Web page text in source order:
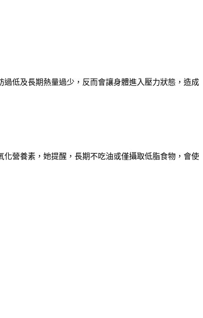
低及長期熱量過少，反而會讓身體進入壓力狀態，造成
營養素，她提醒，長期不吃油或僅攝取低脂食物，會使